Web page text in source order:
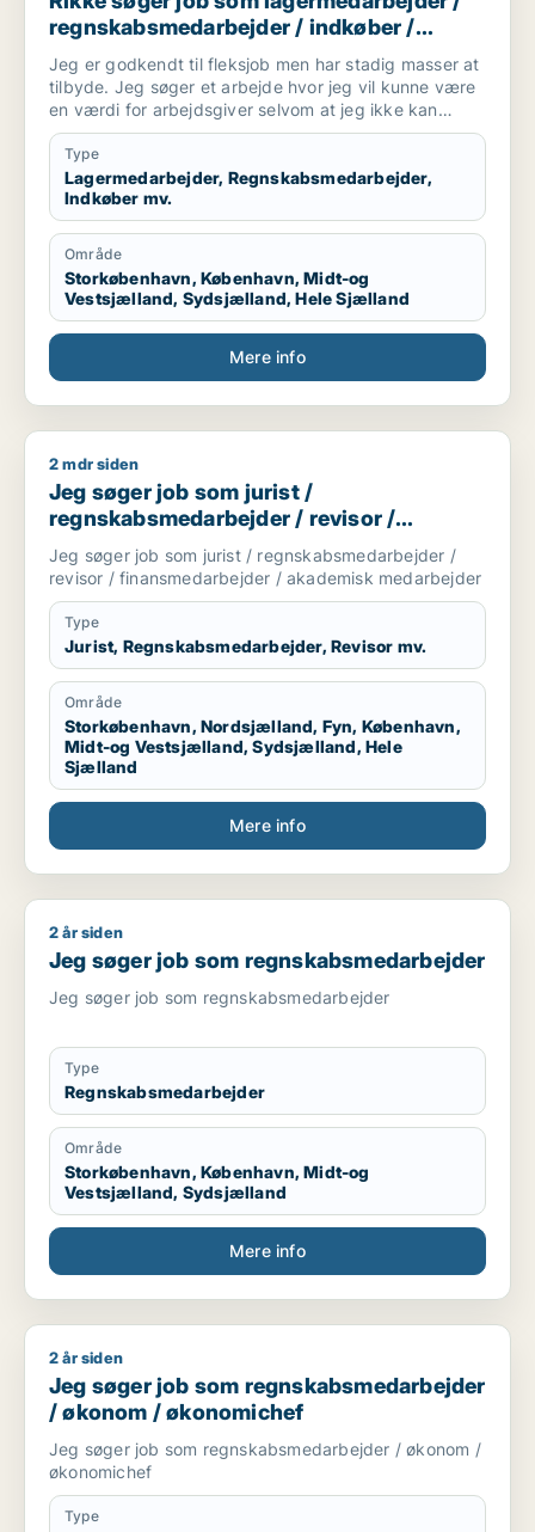
regnskabsmedarbejder / indkøber /
receptionist / maskintekniker
Jeg er godkendt til fleksjob men har stadig masser at
tilbyde. Jeg søger et arbejde hvor jeg vil kunne være
en værdi for arbejdsgiver selvom at jeg ikke kan
arbejde i en fuldtidsstilling. Jeg er ikke bleg for at
prøve noget nyt og søger derfor ikke kun inde for en
bestemt branche
Type
Lagermedarbejder, Regnskabsmedarbejder,
Indkøber mv.
Område
Storkøbenhavn, København, Midt-og
Vestsjælland, Sydsjælland, Hele Sjælland
Mere info
Jeg søger job som jurist / regnskabsmedarbejder / revisor
2 mdr siden
Jeg søger job som jurist /
regnskabsmedarbejder / revisor /
finansmedarbejder / akademisk
medarbejder
Jeg søger job som jurist / regnskabsmedarbejder /
revisor / finansmedarbejder / akademisk medarbejder
Type
Jurist, Regnskabsmedarbejder, Revisor mv.
Område
Storkøbenhavn, Nordsjælland, Fyn, København,
Midt-og Vestsjælland, Sydsjælland, Hele
Sjælland
Mere info
Jeg søger job som regnskabsmedarbejder
2 år siden
Jeg søger job som regnskabsmedarbejder
Jeg søger job som regnskabsmedarbejder
Type
Regnskabsmedarbejder
Område
Storkøbenhavn, København, Midt-og
Vestsjælland, Sydsjælland
Mere info
Jeg søger job som regnskabsmedarbejder / økonom /
2 år siden
Jeg søger job som regnskabsmedarbejder
/ økonom / økonomichef
Jeg søger job som regnskabsmedarbejder / økonom /
økonomichef
Type